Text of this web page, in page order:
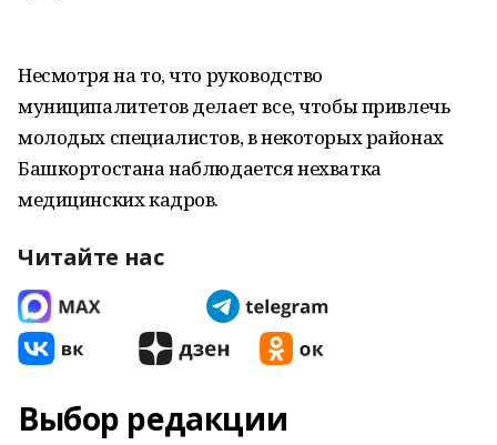
Несмотря на то, что руководство
муниципалитетов делает все, чтобы привлечь
молодых специалистов, в некоторых районах
Башкортостана наблюдается нехватка
медицинских кадров.
Читайте нас
Выбор редакции